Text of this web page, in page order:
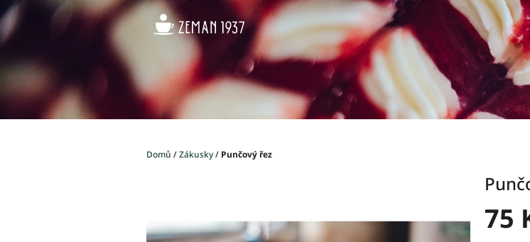
Přejít
na
obsah
Domů /Zákusky/ Punčový řez
75